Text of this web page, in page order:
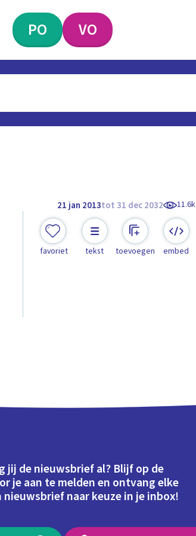
PO VO
21 jan 2013tot 31 dec 2032 11.6k
favoriet tekst toevoegen embed
jij de nieuwsbrief al? Blijf op de
je aan te melden en ontvang elke
nieuwsbrief naar keuze in je inbox!